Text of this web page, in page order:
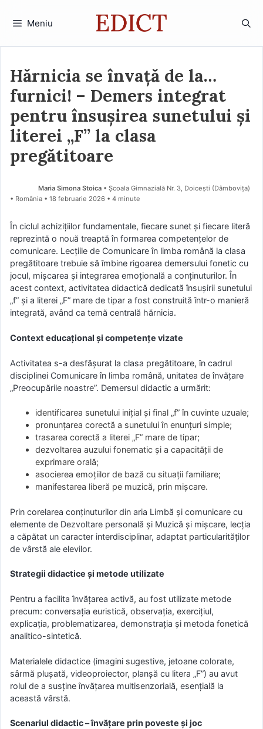
Meniu
Hărnicia se învață de la…
furnici! – Demers integrat
pentru însușirea sunetului și
literei „F” la clasa
pregătitoare
Maria Simona Stoica • Școala Gimnazială Nr. 3, Doicești (Dâmboviţa)
• România
18 februarie 2026 • 4 minute
În ciclul achizițiilor fundamentale, fiecare sunet și fiecare literă
reprezintă o nouă treaptă în formarea competențelor de
comunicare. Lecțiile de Comunicare în limba română la clasa
pregătitoare trebuie să îmbine rigoarea demersului fonetic cu
jocul, mișcarea și integrarea emoțională a conținuturilor. În
acest context, activitatea didactică dedicată însușirii sunetului
„f” și a literei „F” mare de tipar a fost construită într-o manieră
integrată, având ca temă centrală hărnicia.
Context educațional și competențe vizate
Activitatea s-a desfășurat la clasa pregătitoare, în cadrul
disciplinei Comunicare în limba română, unitatea de învățare
„Preocupările noastre”. Demersul didactic a urmărit:
identificarea sunetului inițial și final „f” în cuvinte uzuale;
pronunțarea corectă a sunetului în enunțuri simple;
trasarea corectă a literei „F” mare de tipar;
dezvoltarea auzului fonematic și a capacității de
exprimare orală;
asocierea emoțiilor de bază cu situații familiare;
manifestarea liberă pe muzică, prin mișcare.
Prin corelarea conținuturilor din aria Limbă și comunicare cu
elemente de Dezvoltare personală și Muzică și mișcare, lecția
a căpătat un caracter interdisciplinar, adaptat particularităților
de vârstă ale elevilor.
Strategii didactice și metode utilizate
Pentru a facilita învățarea activă, au fost utilizate metode
precum: conversația euristică, observația, exercițiul,
explicația, problematizarea, demonstrația și metoda fonetică
analitico-sintetică.
Materialele didactice (imagini sugestive, jetoane colorate,
sârmă plușată, videoproiector, planșă cu litera „F”) au avut
rolul de a susține învățarea multisenzorială, esențială la
această vârstă.
Scenariul didactic – învățare prin poveste și joc